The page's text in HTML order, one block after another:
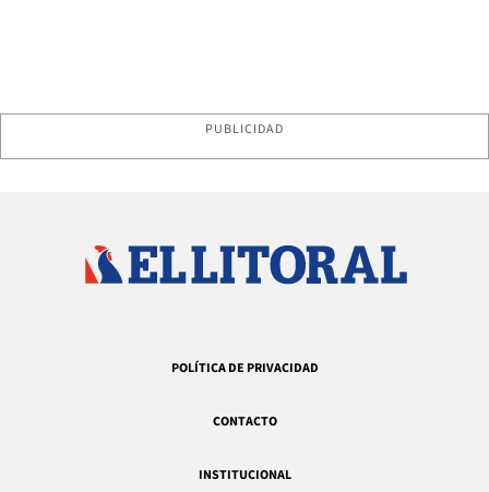
PUBLICIDAD
POLÍTICA DE PRIVACIDAD
CONTACTO
INSTITUCIONAL